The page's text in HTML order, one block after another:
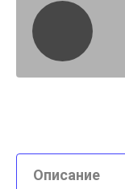
Описание